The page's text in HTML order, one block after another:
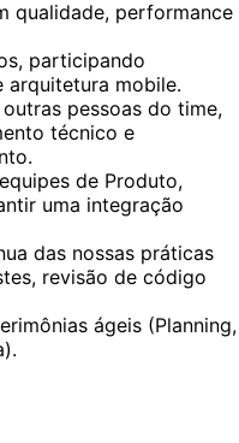
qualidade, performance
participando
arquitetura mobile.
pessoas do time,
técnico e
de Produto,
uma integração
das nossas práticas
revisão de código
ágeis (Planning,